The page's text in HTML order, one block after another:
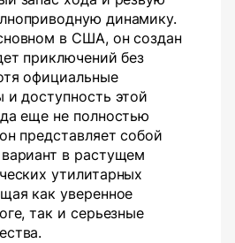
динамику.
в США, он создан
приключений без
официальные
и доступность этой
еще не полностью
представляет собой
в растущем
утилитарных
как уверенное
так и серьезные